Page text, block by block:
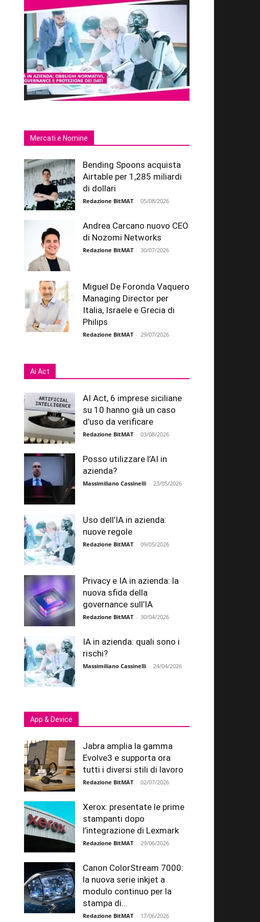
Mercati e Nomine
Bending Spoons acquista
Airtable per 1,285 miliardi
di dollari
Redazione BitMAT - 05/08/2026
Andrea Carcano nuovo CEO
di Nozomi Networks
Redazione BitMAT - 30/07/2026
Miguel De Foronda Vaquero
Managing Director per
Italia, Israele e Grecia di
Philips
Redazione BitMAT - 29/07/2026
Ai Act
AI Act, 6 imprese siciliane
su 10 hanno già un caso
d’uso da verificare
Redazione BitMAT - 03/08/2026
Posso utilizzare l’AI in
azienda?
Massimiliano Cassinelli - 23/05/2026
Uso dell’IA in azienda:
nuove regole
Redazione BitMAT - 09/05/2026
Privacy e IA in azienda: la
nuova sfida della
governance sull’IA
Redazione BitMAT - 30/04/2026
IA in azienda: quali sono i
rischi?
Massimiliano Cassinelli - 24/04/2026
App & Device
Jabra amplia la gamma
Evolve3 e supporta ora
tutti i diversi stili di lavoro
Redazione BitMAT - 02/07/2026
Xerox: presentate le prime
stampanti dopo
l’integrazione di Lexmark
Redazione BitMAT - 29/06/2026
Canon ColorStream 7000:
la nuova serie inkjet a
modulo continuo per la
stampa di...
Redazione BitMAT - 17/06/2026